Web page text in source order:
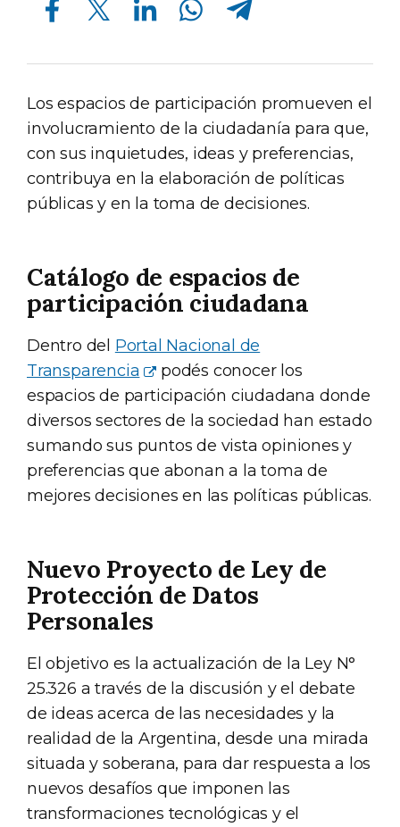
Los espacios de participación promueven el
involucramiento de la ciudadanía para que,
con sus inquietudes, ideas y preferencias,
contribuya en la elaboración de políticas
públicas y en la toma de decisiones.
Catálogo de espacios de
participación ciudadana
Dentro del Portal Nacional de
Transparencia
podés conocer los
espacios de participación ciudadana donde
diversos sectores de la sociedad han estado
sumando sus puntos de vista opiniones y
preferencias que abonan a la toma de
mejores decisiones en las políticas públicas.
Nuevo Proyecto de Ley de
Protección de Datos
Personales
El objetivo es la actualización de la Ley N°
25.326 a través de la discusión y el debate
de ideas acerca de las necesidades y la
realidad de la Argentina, desde una mirada
situada y soberana, para dar respuesta a los
nuevos desafíos que imponen las
transformaciones tecnológicas y el